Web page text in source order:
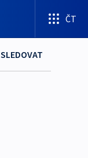
ČT
SLEDOVAT